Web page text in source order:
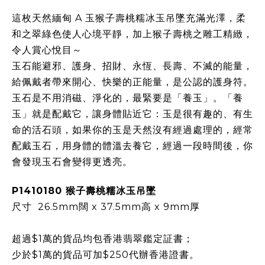
這枚天然緬甸 A 玉猴子壽桃糯冰玉吊墜充滿光澤，柔
和之翠綠色使人心境平靜，加上猴子壽桃之雕工精緻，
令人賞心悅目～
玉石能避邪、護身、招財、永恆、長壽、不滅的能量，
給佩戴者帶來開心、快樂的正能量，是公認的護身符。
玉石是不用消磁、淨化的，最緊要是「養玉」。「養
玉」就是配戴它，讓身體貼近它：玉是很有趣的、有生
命的活石頭，如果你的玉是天然沒有經過處理的，經常
配戴玉石，用身體的體溫去養它，經過一段時間後，你
會發現玉石會變得更透亮。
P1410180 猴子壽桃糯冰玉吊墜
尺寸 26.5mm闊 x 37.5mm高 x 9mm厚
超過$1萬的貨品均包香港翡翠鑑定証書；
少於$1萬的貨品可加$250代辦香港證書。